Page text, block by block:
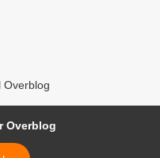
Overblog
Overblog